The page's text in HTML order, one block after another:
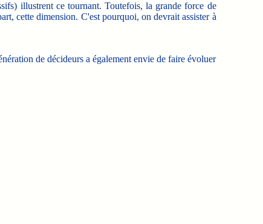
illustrent ce tournant. Toutefois, la grande force de
cette dimension. C'est pourquoi, on devrait assister à
de décideurs a également envie de faire évoluer